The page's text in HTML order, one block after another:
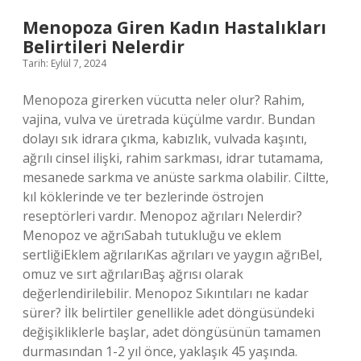
Menopoza Giren Kadın Hastalıkları
Belirtileri Nelerdir
Tarih: Eylül 7, 2024
Menopoza girerken vücutta neler olur? Rahim,
vajina, vulva ve üretrada küçülme vardır. Bundan
dolayı sık idrara çıkma, kabızlık, vulvada kaşıntı,
ağrılı cinsel ilişki, rahim sarkması, idrar tutamama,
mesanede sarkma ve anüste sarkma olabilir. Ciltte,
kıl köklerinde ve ter bezlerinde östrojen
reseptörleri vardır. Menopoz ağrıları Nelerdir?
Menopoz ve ağrıSabah tutukluğu ve eklem
sertliğiEklem ağrılarıKas ağrıları ve yaygın ağrıBel,
omuz ve sırt ağrılarıBaş ağrısı olarak
değerlendirilebilir. Menopoz Sıkıntıları ne kadar
sürer? İlk belirtiler genellikle adet döngüsündeki
değişikliklerle başlar, adet döngüsünün tamamen
durmasından 1-2 yıl önce, yaklaşık 45 yaşında.